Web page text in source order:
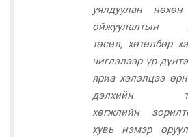
уялдуулан нөхөн
ойжуулалтын
төсөл, хөтөлбөр
чиглэлээр үр
яриа хэлэлцээ
дэлхийн
хөгжлийн
хувь нэмэр